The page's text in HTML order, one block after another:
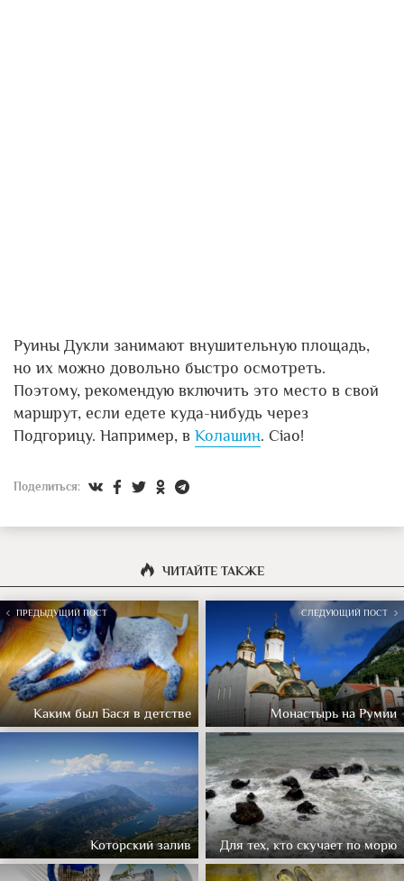
Руины Дукли занимают внушительную площадь,
но их можно довольно быстро осмотреть.
Поэтому, рекомендую включить это место в свой
маршрут, если едете куда-нибудь через
Подгорицу. Например, в Колашин. Ciao!
Поделиться:
ЧИТАЙТЕ ТАКЖЕ
ПРЕДЫДУЩИЙ ПОСТ
Каким был Бася в детстве
СЛЕДУЮЩИЙ ПОСТ
Монастырь на Румии
Которский залив Для тех, кто скучает по морю